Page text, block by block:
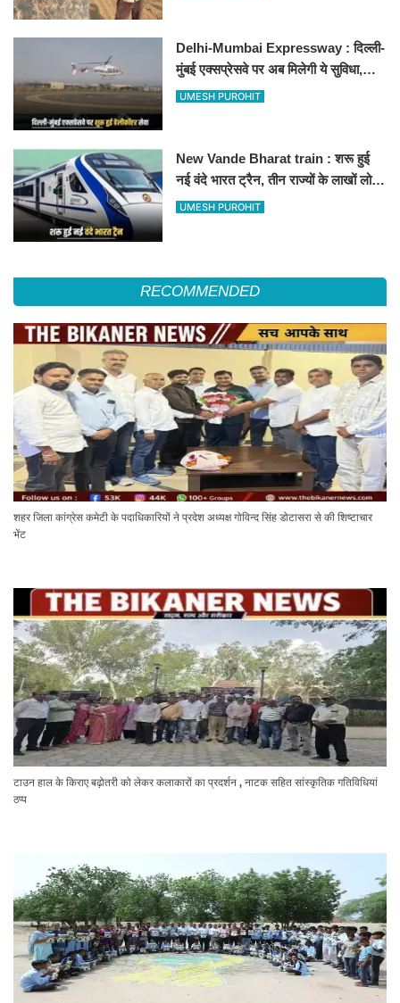
Delhi-Mumbai Expressway : दिल्ली-
मुंबई एक्सप्रेसवे पर अब मिलेगी ये सुविधा,
हेलीकॉप्टर सर्विस से तुरंत घायल पहुंचेगा
UMESH PUROHIT
New Vande Bharat train : शरू हुई
नई वंदे भारत ट्रैन, तीन राज्यों के लाखों लोगों
का सफर होगा आसान, देखें पूरा रूटमैप
UMESH PUROHIT
RECOMMENDED
शहर जिला कांग्रेस कमेटी के पदाधिकारियों ने प्रदेश अध्यक्ष गोविन्द सिंह डोटासरा से की शिष्टाचार
भेंट
टाउन हाल के किराए बढ़ोतरी को लेकर कलाकारों का प्रदर्शन , नाटक सहित सांस्कृतिक गतिविधियां
ठप्प